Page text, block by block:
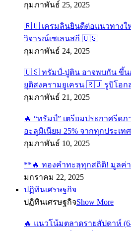
กุมภาพันธ์ 25, 2025
🇷🇺 เครมลินยินดีต่อแนวทางใ
วิจารณ์เซเลนสกี 🇺🇸
กุมภาพันธ์ 24, 2025
🇺🇸 ทรัมป์-ปูติน อาจพบกัน ขึ้น
ยุติสงครามยูเครน 🇷🇺 รูบิโอก
กุมภาพันธ์ 21, 2025
🔥 “ทรัมป์” เตรียมประกาศรีด
อะลูมิเนียม 25% จากทุกประเ
กุมภาพันธ์ 10, 2025
**🔥 ทองคำทะลุทุกสถิติ! มูลค่า
มกราคม 22, 2025
ปฏิทินเศรษฐกิจ
ปฏิทินเศรษฐกิจShow More
🔥 แนวโน้มตลาดรายสัปดาห์